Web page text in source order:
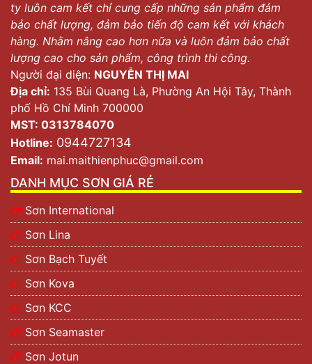
ty luôn cam kết chỉ cung cấp những sản phẩm đảm
bảo chất lượng, đảm bảo tiến độ cam kết với khách
hàng. Nhằm nâng cao hơn nữa và luôn đảm bảo chất
lượng cao cho sản phẩm, công trình thi công.
Người đại diện: NGUYỄN THỊ MAI
Địa chỉ: 135 Bùi Quang Là, Phường An Hội Tây, Thành
phố Hồ Chí Minh 700000
MST: 0313784070
Hotline: 0944727134
Email: mai.maithienphuc@gmail.com
DANH MỤC SƠN GIÁ RẺ
Sơn International
Sơn Lina
Sơn Bạch Tuyết
Sơn Kova
Sơn KCC
Sơn Seamaster
Sơn Jotun